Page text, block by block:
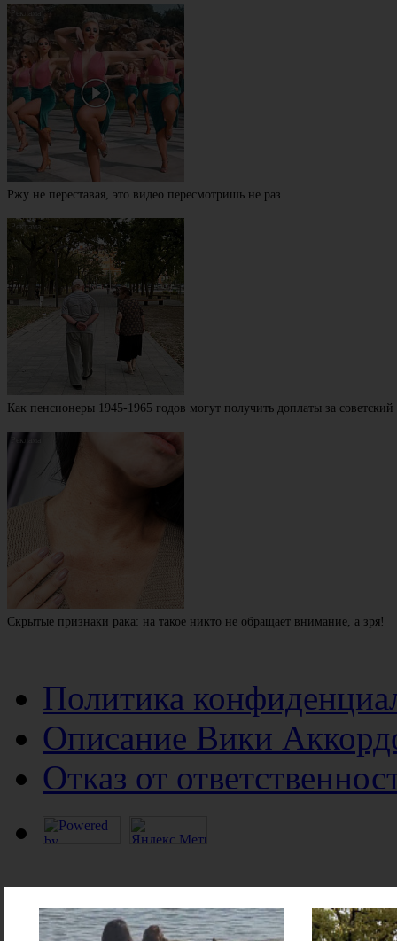
Ржу не переставая, это видео пересмотришь не раз
Как пенсионеры 1945-1965 годов могут получить доплаты за советский
Скрытые признаки рака: на такое никто не обращает внимание, а зря!
Политика
Описание Вики
Отказ от